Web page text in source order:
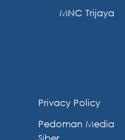
MNC Trijaya
Privacy Policy
Pedoman Media